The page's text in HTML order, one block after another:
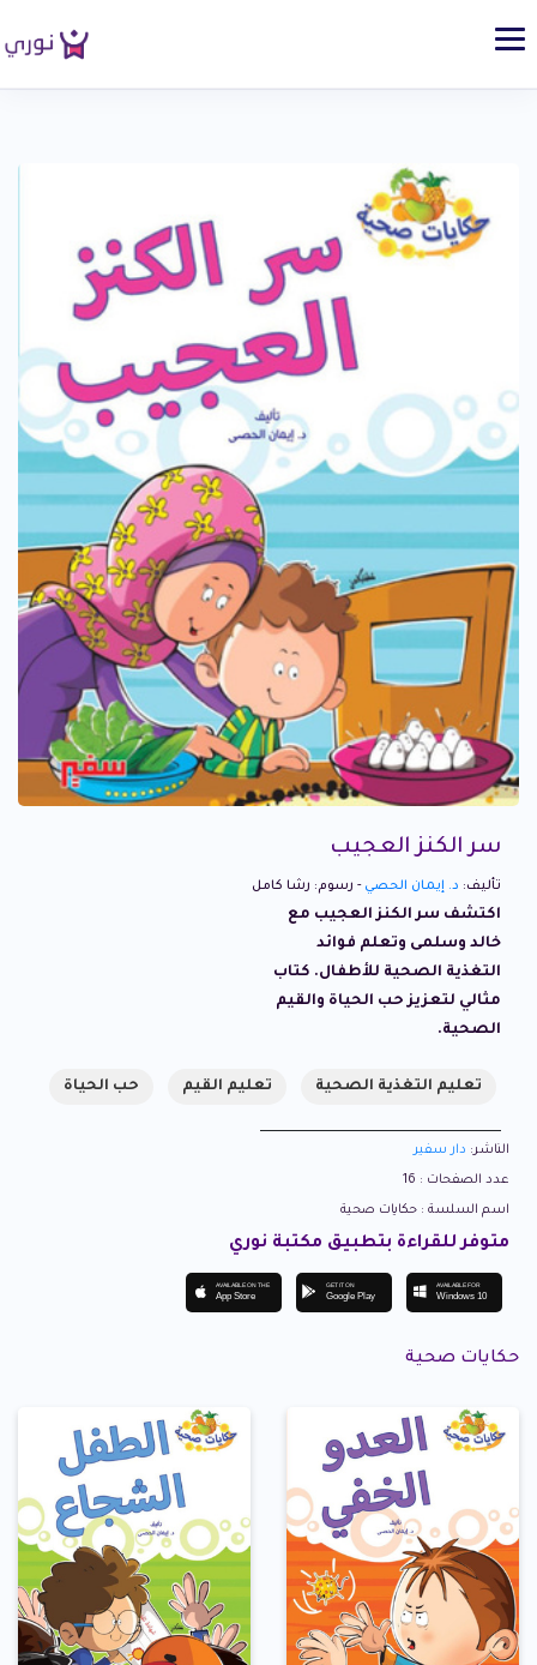
سر الكنز العجيب
تأليف: د. إيمان الحصي - رسوم: رشا كامل
اكتشف سر الكنز العجيب مع
خالد وسلمى وتعلم فوائد
التغذية الصحية للأطفال. كتاب
مثالي لتعزيز حب الحياة والقيم
الصحية.
تعليم التغذية الصحية تعليم القيم حب الحياة
الناشر: دار سفير
عدد الصفحات : 16
اسم السلسة : حكايات صحية
متوفر للقراءة بتطبيق مكتبة نوري
AVAILABLE ON THE
App Store
GET IT ON
Google Play
AVAILABLE FOR
Windows 10
حكايات صحية